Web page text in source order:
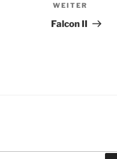
Beitrag
WEITER
Falcon II